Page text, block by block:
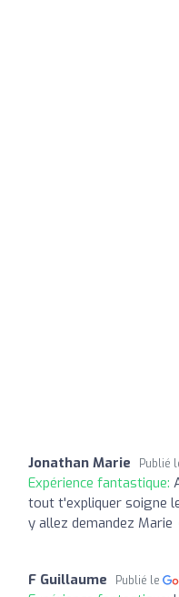
Jonathan Marie Publié
Expérience fantastique:
tout t'expliquer soigne
y allez demandez Marie
F Guillaume Publié le